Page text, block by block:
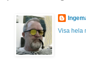
Visa hela